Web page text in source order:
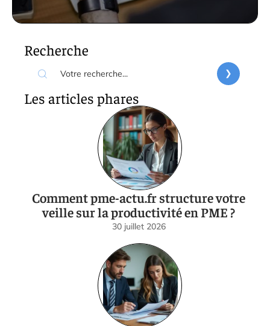
Recherche
Les articles phares
Comment pme-actu.fr structure votre
veille sur la productivité en PME ?
30 juillet 2026